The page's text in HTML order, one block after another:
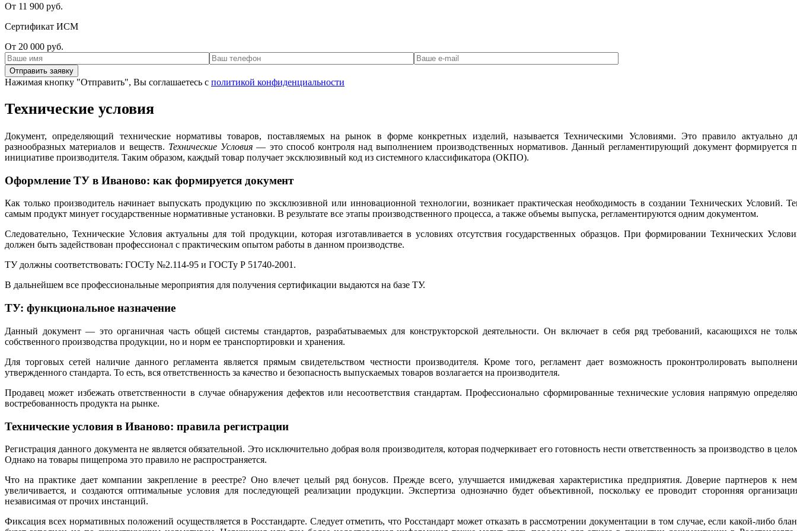
От 11 900 руб.
Сертификат ИСМ
От 20 000 руб.
Нажимая кнопку "Отправить", Вы соглашаетесь с политикой конфиденциальности
Технические условия
Документ, определяющий технические нормативы товаров, поставляемых на рынок в форме конкретных изделий, называется Техническими Условиями. Это правило актуально
разнообразных материалов и веществ. Технические Условия — это способ контроля над выполнением производственных нормативов. Данный регламентирующий документ формируется
инициативе производителя. Таким образом, каждый товар получает эксклюзивный код из системного классификатора (ОКПО).
Оформление ТУ в Иваново: как формируется документ
Как только производитель начинает выпускать продукцию по эксклюзивной или инновационной технологии, возникает практическая необходимость в создании Технических Условий.
самым продукт минует государственные нормативные установки. В результате все этапы производственного процесса, а также объемы выпуска, регламентируются одним документом.
Следовательно, Технические Условия актуальны для той продукции, которая изготавливается в условиях отсутствия государственных образцов. При формировании Технических
должен быть задействован профессионал с практическим опытом работы в данном производстве.
ТУ должны соответствовать: ГОСТу №2.114-95 и ГОСТу Р 51740-2001.
В дальнейшем все профессиональные мероприятия для получения сертификации выдаются на базе ТУ.
ТУ: функциональное назначение
Данный документ — это органичная часть общей системы стандартов, разрабатываемых для конструкторской деятельности. Он включает в себя ряд требований, касающихся не
собственного производства продукции, но и норм ее транспортировки и хранения.
Для торговых сетей наличие данного регламента является прямым свидетельством честности производителя. Кроме того, регламент дает возможность проконтролировать
утвержденного стандарта. То есть, вся ответственность за качество и безопасность выпускаемых товаров возлагается на производителя.
Продавец может избежать ответственности в случае обнаружения дефектов или несоответствия стандартам. Профессионально сформированные технические условия напрямую
востребованность продукта на рынке.
Технические условия в Иваново: правила регистрации
Регистрация данного документа не является обязательной. Это исключительно добрая воля производителя, которая подчеркивает его готовность нести ответственность за производство в
Однако на товары пищепрома это правило не распространяется.
Что на практике дает компании закрепление в реестре? Оно влечет целый ряд бонусов. Прежде всего, улучшается имиджевая характеристика предприятия. Доверие партнеров к
увеличивается, и создаются оптимальные условия для последующей реализации продукции. Экспертиза однозначно будет объективной, поскольку ее проводит сторонняя
независимая от прочих инстанций.
Фиксация всех нормативных положений осуществляется в Росстандарте. Следует отметить, что Росстандарт может отказать в рассмотрении документации в том случае, если какой-либо